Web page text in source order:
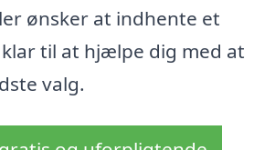
ønsker at indhente et
til at hjælpe dig med at
valg.